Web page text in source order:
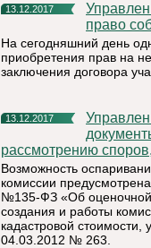
13.12.2017
Управление Росреестра по Республике Коми: как оформить
право
На сегодняшний день
приобретения прав на
заключения договора
13.12.2017
Управление Росреестра по Республике Коми: какие
рассмотрению
Возможность
комиссии
№135-ФЗ «Об оценочной
создания и работы
кадастровой
04.03.2012 № 263.